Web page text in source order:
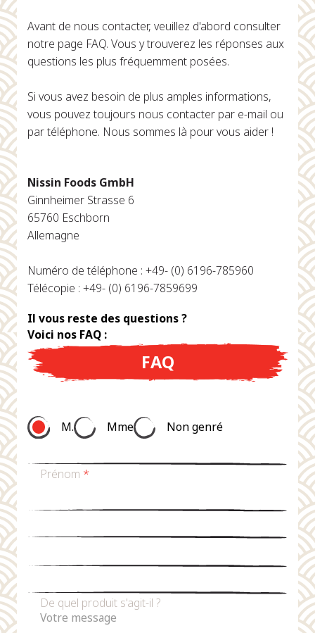
Avant de nous contacter, veuillez d'abord consulter
notre page FAQ. Vous y trouverez les réponses aux
questions les plus fréquemment posées.
Si vous avez besoin de plus amples informations,
vous pouvez toujours nous contacter par e-mail ou
par téléphone. Nous sommes là pour vous aider !
Nissin Foods GmbH
Ginnheimer Strasse 6
65760 Eschborn
Allemagne
Numéro de téléphone : +49- (0) 6196-785960
Télécopie : +49- (0) 6196-7859699
Il vous reste des questions ?
Voici nos FAQ :
FAQ
M. Mme Non genré
Prénom *
De quel produit s'agit-il ?